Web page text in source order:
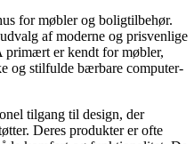
for møbler og boligtilbehør.
af moderne og prisvenlige
er kendt for møbler,
og stilfulde bærbare computer-
tilgang til design, der
Deres produkter er ofte